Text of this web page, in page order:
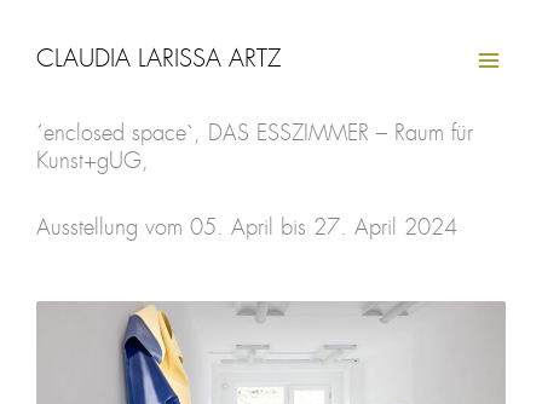
Inhalt
CLAUDIA LARISSA ARTZ
´enclosed space`, DAS ESSZIMMER – Raum für
Kunst+gUG,
Ausstellung vom 05. April bis 27. April 2024